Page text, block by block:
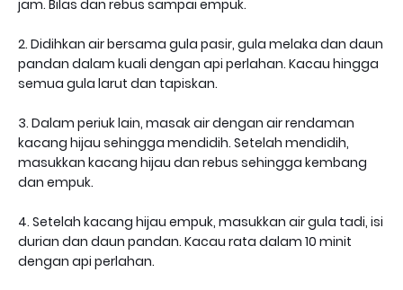
jam. Bilas dan rebus sampai empuk.
2. Didihkan air bersama gula pasir, gula melaka dan daun
pandan dalam kuali dengan api perlahan. Kacau hingga
semua gula larut dan tapiskan.
3. Dalam periuk lain, masak air dengan air rendaman
kacang hijau sehingga mendidih. Setelah mendidih,
masukkan kacang hijau dan rebus sehingga kembang
dan empuk.
4. Setelah kacang hijau empuk, masukkan air gula tadi, isi
durian dan daun pandan. Kacau rata dalam 10 minit
dengan api perlahan.